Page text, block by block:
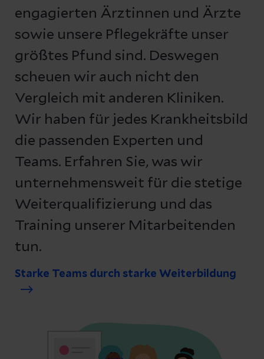
engagierten Ärztinnen und Ärzte
sowie unsere Pflegekräfte unser
größtes Pfund sind. Deswegen
scheuen wir auch nicht den
Vergleich mit anderen Kliniken.
Wir haben für jedes Krankheitsbild
die passenden Experten und
Teams. Erfahren Sie, was wir
unternehmensweit für die stetige
Weiterqualifizierung und das
Training unserer Mitarbeitenden
tun.
Starke Teams durch starke Weiterbildung